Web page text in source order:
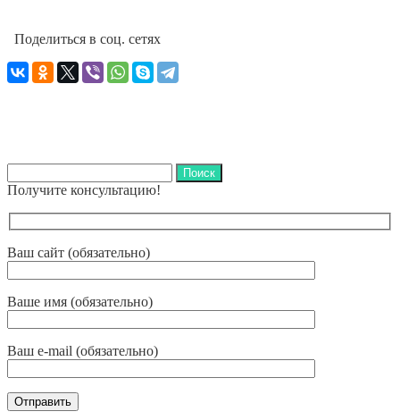
Поделиться в соц. сетях
Получите консультацию!
Ваш сайт (обязательно)
Ваше имя (обязательно)
Ваш e-mail (обязательно)